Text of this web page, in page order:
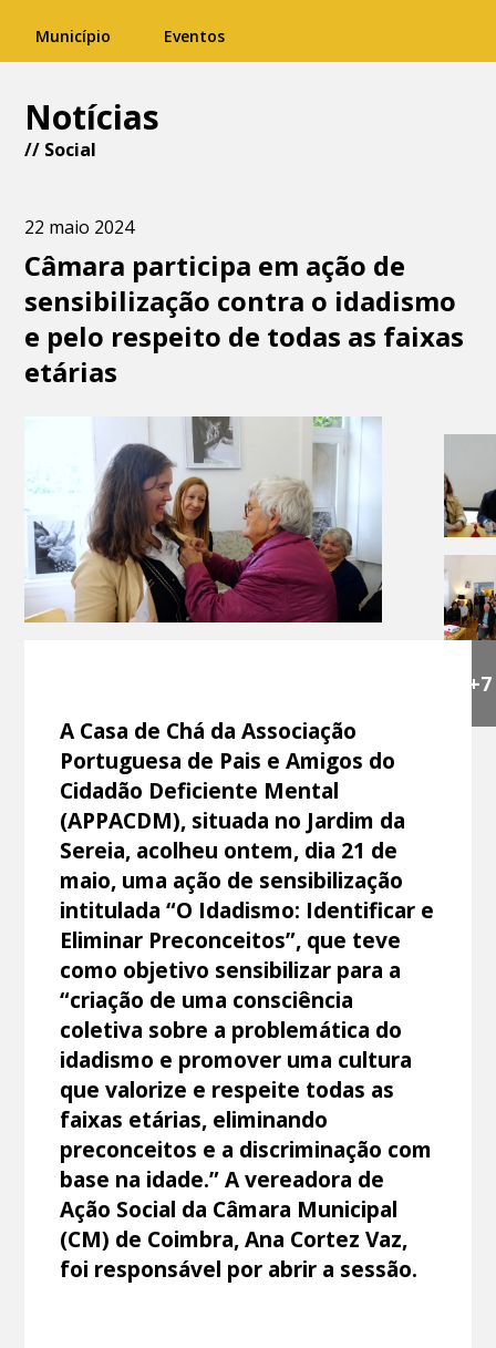
Município Eventos
Notícias
// Social
22 maio 2024
Câmara participa em ação de
sensibilização contra o idadismo
e pelo respeito de todas as faixas
etárias
+7
A Casa de Chá da Associação
Portuguesa de Pais e Amigos do
Cidadão Deficiente Mental
(APPACDM), situada no Jardim da
Sereia, acolheu ontem, dia 21 de
maio, uma ação de sensibilização
intitulada “O Idadismo: Identificar e
Eliminar Preconceitos”, que teve
como objetivo sensibilizar para a
“criação de uma consciência
coletiva sobre a problemática do
idadismo e promover uma cultura
que valorize e respeite todas as
faixas etárias, eliminando
preconceitos e a discriminação com
base na idade.” A vereadora de
Ação Social da Câmara Municipal
(CM) de Coimbra, Ana Cortez Vaz,
foi responsável por abrir a sessão.